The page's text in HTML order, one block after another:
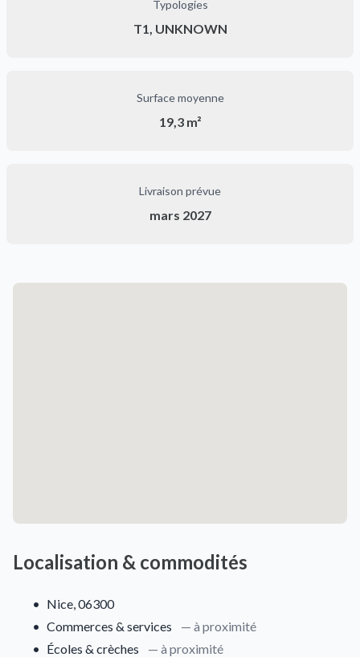
Typologies
T1, UNKNOWN
Surface moyenne
19,3 m²
Livraison prévue
mars 2027
Localisation & commodités
• Nice, 06300
• Commerces & services
— à proximité
• Écoles & crèches
— à proximité